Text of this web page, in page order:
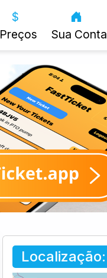
Preços Sua Conta
Localização: